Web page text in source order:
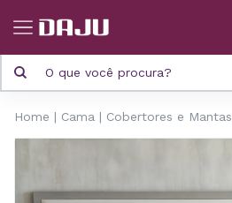
Home Cama Cobertores e Mantas